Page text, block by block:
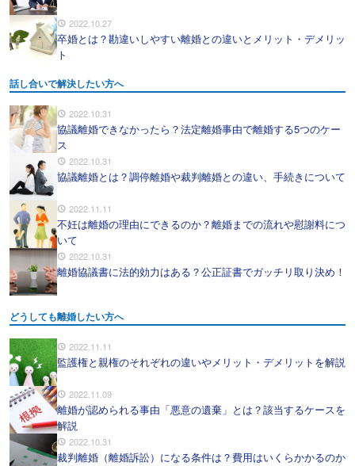
2022.10.27
卒婚とは？勘違いしやすい離婚との違いとメリット・デメリッ
ト
話し合いで解決したい方へ
2022.10.31
協議離婚できなかったら？法定離婚事由で離婚する5つのケー
ス
2022.10.31
協議離婚とは？調停離婚や裁判離婚との違い、手続きについて
2022.11.11
不妊は離婚の理由にできるのか？離婚までの流れや慰謝料につ
いて
2022.10.31
離婚協議書に法的効力はある？公正証書でガッチリ取り決め！
どうしても離婚したい方へ
2022.11.11
監護権と親権のそれぞれの違いやメリット・デメリットを解説
2022.11.09
離婚が認められる事由「悪意の遺棄」とは？該当するケースを
解説
2022.10.31
裁判離婚（離婚訴訟）になる条件は？費用はいくらかかるのか